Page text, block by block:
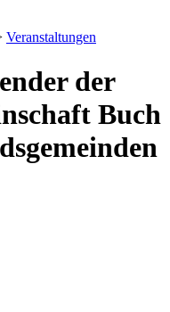
Veranstaltungen
der
Buch